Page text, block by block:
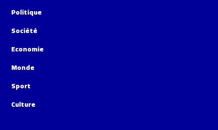
Politique
Société
Economie
Monde
Sport
Culture